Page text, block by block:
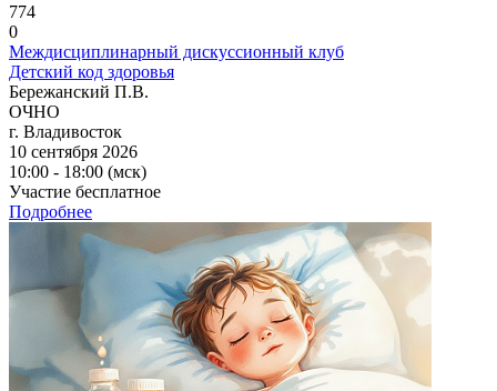
774
0
Междисциплинарный дискуссионный клуб
Детский код здоровья
Бережанский П.В.
ОЧНО
г. Владивосток
10 сентября 2026
10:00 - 18:00 (мск)
Участие бесплатное
Подробнее